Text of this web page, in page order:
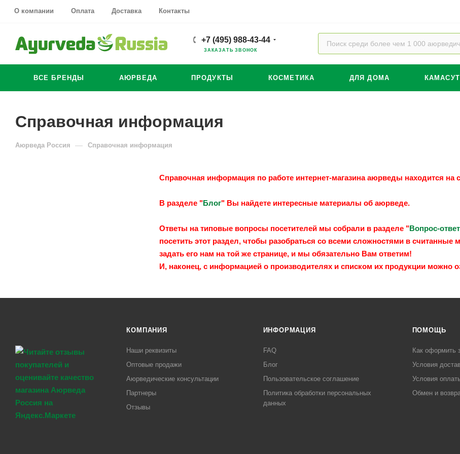
О компании Оплата Доставка Контакты
+7 (495) 988-43-44
ЗАКАЗАТЬ ЗВОНОК
ВСЕ БРЕНДЫ АЮРВЕДА ПРОДУКТЫ КОСМЕТИКА ДЛЯ ДОМА
Справочная информация
Аюрведа Россия — Справочная информация
Справочная информация по работе интернет-магазина аюрведы находится на
В разделе "Блог" Вы найдете интересные материалы об аюрведе.
Ответы на типовые вопросы посетителей мы собрали в разделе "Вопрос-ответ
посетить этот раздел, чтобы разобраться со всеми сложностями в
задать его нам на той же странице, и мы обязательно Вам ответим!
И, наконец, с информацией о производителях и списком их продукции можно
КОМПАНИЯ
Наши реквизиты
Оптовые продажи
Аюрведические консультации
Партнеры
Отзывы
ИНФОРМАЦИЯ
FAQ
Блог
Пользовательское соглашение
Политика обработки персональных
данных
ПОМОЩЬ
Как оформить
Условия
Условия
Обмен и